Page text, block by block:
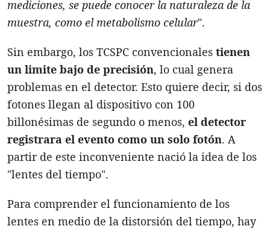
mediciones, se puede conocer la naturaleza de la
muestra, como el metabolismo celular".
Sin embargo, los TCSPC convencionales tienen
un limite bajo de precisión, lo cual genera
problemas en el detector. Esto quiere decir, si dos
fotones llegan al dispositivo con 100
billonésimas de segundo o menos, el detector
registrara el evento como un solo fotón. A
partir de este inconveniente nació la idea de los
"lentes del tiempo".
Para comprender el funcionamiento de los
lentes en medio de la distorsión del tiempo, hay